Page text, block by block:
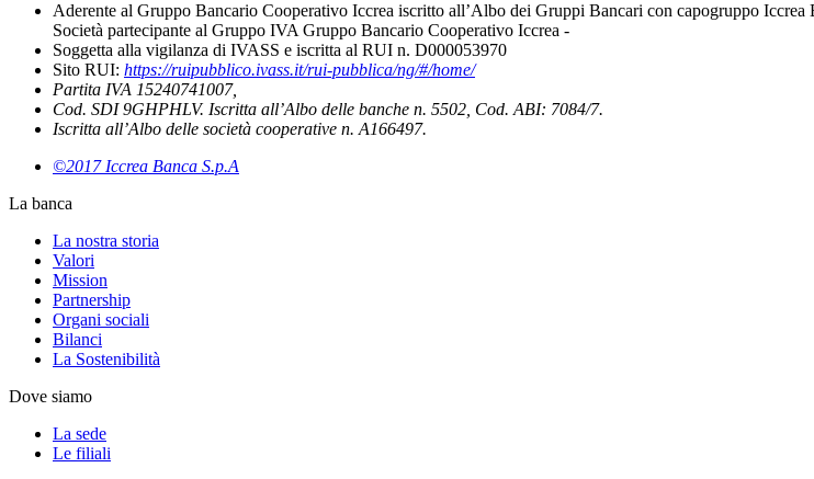
Aderente al Gruppo Bancario Cooperativo Iccrea iscritto all’Albo dei Gruppi Bancari con capogruppo
Società partecipante al Gruppo IVA Gruppo Bancario Cooperativo Iccrea -
Soggetta alla vigilanza di IVASS e iscritta al RUI n. D000053970
Sito RUI: https://ruipubblico.ivass.it/rui-pubblica/ng/#/home/
Partita IVA 15240741007,
Cod. SDI 9GHPHLV. Iscritta all’Albo delle banche n. 5502, Cod. ABI: 7084/7.
Iscritta all’Albo delle società cooperative n. A166497.
©2017 Iccrea Banca S.p.A
La banca
La nostra storia
Valori
Mission
Partnership
Organi sociali
Bilanci
La Sostenibilità
Dove siamo
La sede
Le filiali